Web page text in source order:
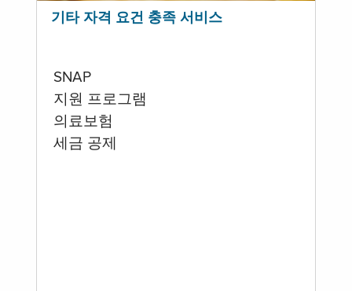
기타 자격 요건 충족 서비스
SNAP
지원 프로그램
의료보험
세금 공제